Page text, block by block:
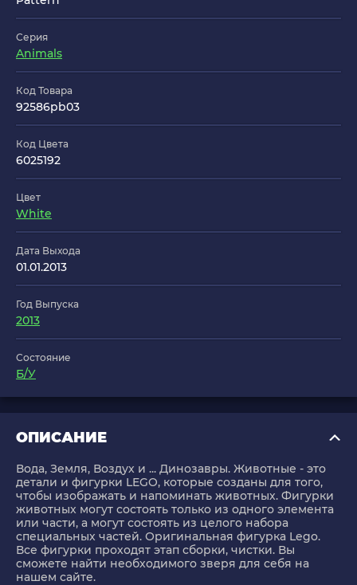
Серия
Animals
Код Товара
92586pb03
Код Цвета
6025192
Цвет
White
Дата Выхода
01.01.2013
Год Выпуска
2013
Состояние
Б/У
ОПИСАНИЕ
Вода, Земля, Воздух и ... Динозавры. Животные - это
детали и фигурки LEGO, которые созданы для того,
чтобы изображать и напоминать животных. Фигурки
животных могут состоять только из одного элемента
или части, а могут состоять из целого набора
специальных частей. Оригинальная фигурка Lego.
Все фигурки проходят этап сборки, чистки. Вы
сможете найти необходимого зверя для себя на
нашем сайте.